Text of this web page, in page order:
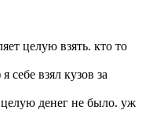
целую взять. кто то
себе взял кузов за
денег не было. уж